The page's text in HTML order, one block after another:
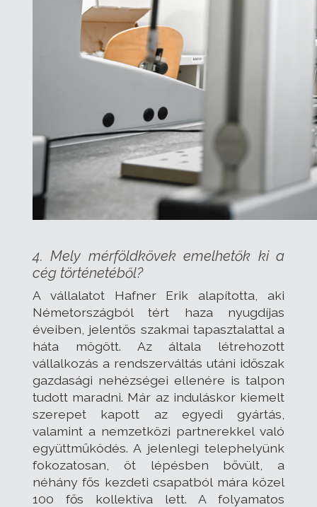
4. Mely mérföldkövek emelhetők ki a
cég történetéből?
A vállalatot Hafner Erik alapította, aki
Németországból tért haza nyugdíjas
éveiben, jelentős szakmai tapasztalattal a
háta mögött. Az általa létrehozott
vállalkozás a rendszerváltás utáni időszak
gazdasági nehézségei ellenére is talpon
tudott maradni. Már az induláskor kiemelt
szerepet kapott az egyedi gyártás,
valamint a nemzetközi partnerekkel való
együttműködés. A jelenlegi telephelyünk
fokozatosan, öt lépésben bővült, a
néhány fős kezdeti csapatból mára közel
100 fős kollektíva lett. A folyamatos